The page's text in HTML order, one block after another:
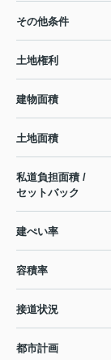
その他条件
土地権利
建物面積
土地面積
私道負担面積 /
セットバック
建ぺい率
容積率
接道状況
都市計画